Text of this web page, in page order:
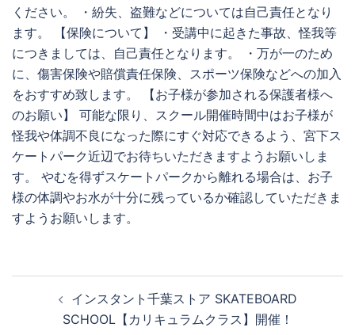
ください。 ・紛失、盗難などについては自己責任となり
ます。 【保険について】 ・受講中に起きた事故、怪我等
につきましては、自己責任となります。 ・万が一のため
に、傷害保険や賠償責任保険、スポーツ保険などへの加入
をおすすめ致します。 【お子様が参加される保護者様へ
のお願い】 可能な限り、スクール開催時間中はお子様が
怪我や体調不良になった際にすぐ対応できるよう、宮下ス
ケートパーク近辺でお待ちいただきますようお願いしま
す。 やむを得ずスケートパークから離れる場合は、お子
様の体調やお水が十分に残っているか確認していただきま
すようお願いします。
インスタント千葉ストア SKATEBOARD
SCHOOL【カリキュラムクラス】開催！